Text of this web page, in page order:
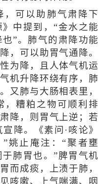
可以助肺气肃降下
中提到，“金水之能
”。肺气的肃降功能
，可以助胃气通降。
为降，且人体气机运
机升降环绕有序，肺
又肺与大肠相表里，
，糟粕之物可顺利排
降，则胃气上逆；若
降。《素问·咳论》
姚止庵注：“聚者壅
肺胃也。”脾胃气机
而成痰，上渍于肺，
咳嗽、上气喘满、咽